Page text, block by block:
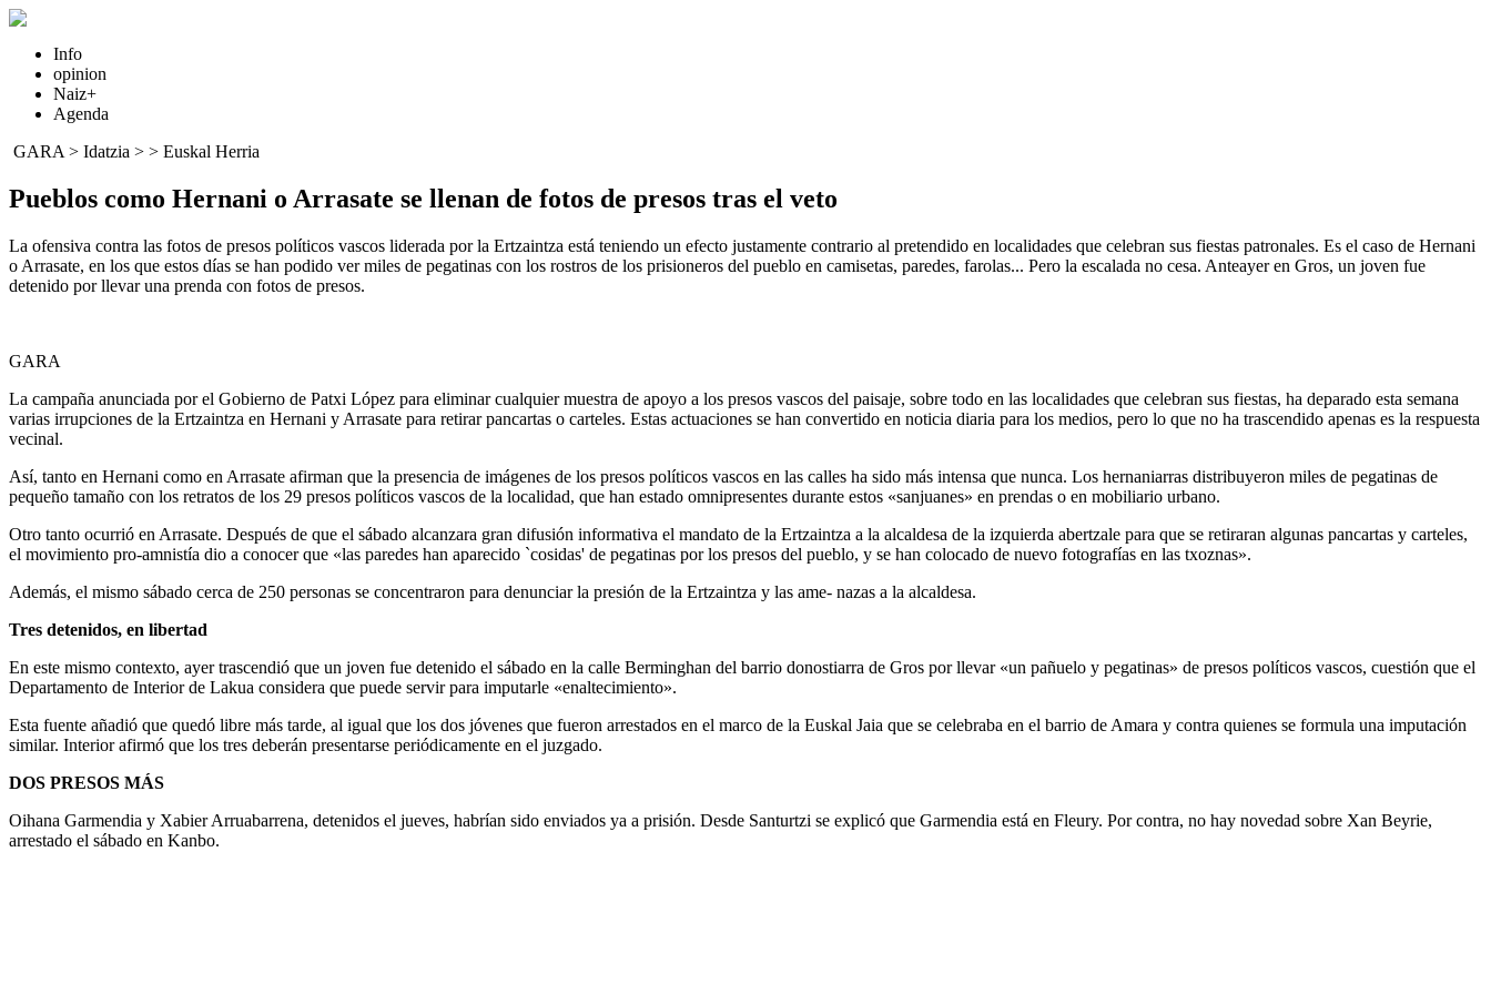
Info
opinion
Naiz+
Agenda
GARA > Idatzia > > Euskal Herria
Pueblos como Hernani o Arrasate se llenan de fotos de presos tras el veto
La ofensiva contra las fotos de presos políticos vascos liderada por la Ertzaintza está teniendo un efecto justamente contrario al pretendido en localidades que celebran sus fiestas patronales. Es el caso de Hernani
o Arrasate, en los que estos días se han podido ver miles de pegatinas con los rostros de los prisioneros del pueblo en camisetas, paredes, farolas... Pero la escalada no cesa. Anteayer en Gros, un joven fue
detenido por llevar una prenda con fotos de presos.
GARA
La campaña anunciada por el Gobierno de Patxi López para eliminar cualquier muestra de apoyo a los presos vascos del paisaje, sobre todo en las localidades que celebran sus fiestas, ha deparado esta semana
varias irrupciones de la Ertzaintza en Hernani y Arrasate para retirar pancartas o carteles. Estas actuaciones se han convertido en noticia diaria para los medios, pero lo que no ha trascendido apenas es la respuesta
vecinal.
Así, tanto en Hernani como en Arrasate afirman que la presencia de imágenes de los presos políticos vascos en las calles ha sido más intensa que nunca. Los hernaniarras distribuyeron miles de pegatinas de
pequeño tamaño con los retratos de los 29 presos políticos vascos de la localidad, que han estado omnipresentes durante estos «sanjuanes» en prendas o en mobiliario urbano.
Otro tanto ocurrió en Arrasate. Después de que el sábado alcanzara gran difusión informativa el mandato de la Ertzaintza a la alcaldesa de la izquierda abertzale para que se retiraran algunas pancartas y carteles,
el movimiento pro-amnistía dio a conocer que «las paredes han aparecido `cosidas' de pegatinas por los presos del pueblo, y se han colocado de nuevo fotografías en las txoznas».
Además, el mismo sábado cerca de 250 personas se concentraron para denunciar la presión de la Ertzaintza y las ame- nazas a la alcaldesa.
Tres detenidos, en libertad
En este mismo contexto, ayer trascendió que un joven fue detenido el sábado en la calle Berminghan del barrio donostiarra de Gros por llevar «un pañuelo y pegatinas» de presos políticos vascos, cuestión que el
Departamento de Interior de Lakua considera que puede servir para imputarle «enaltecimiento».
Esta fuente añadió que quedó libre más tarde, al igual que los dos jóvenes que fueron arrestados en el marco de la Euskal Jaia que se celebraba en el barrio de Amara y contra quienes se formula una imputación
similar. Interior afirmó que los tres deberán presentarse periódicamente en el juzgado.
DOS PRESOS MÁS
Oihana Garmendia y Xabier Arruabarrena, detenidos el jueves, habrían sido enviados ya a prisión. Desde Santurtzi se explicó que Garmendia está en Fleury. Por contra, no hay novedad sobre Xan Beyrie,
arrestado el sábado en Kanbo.